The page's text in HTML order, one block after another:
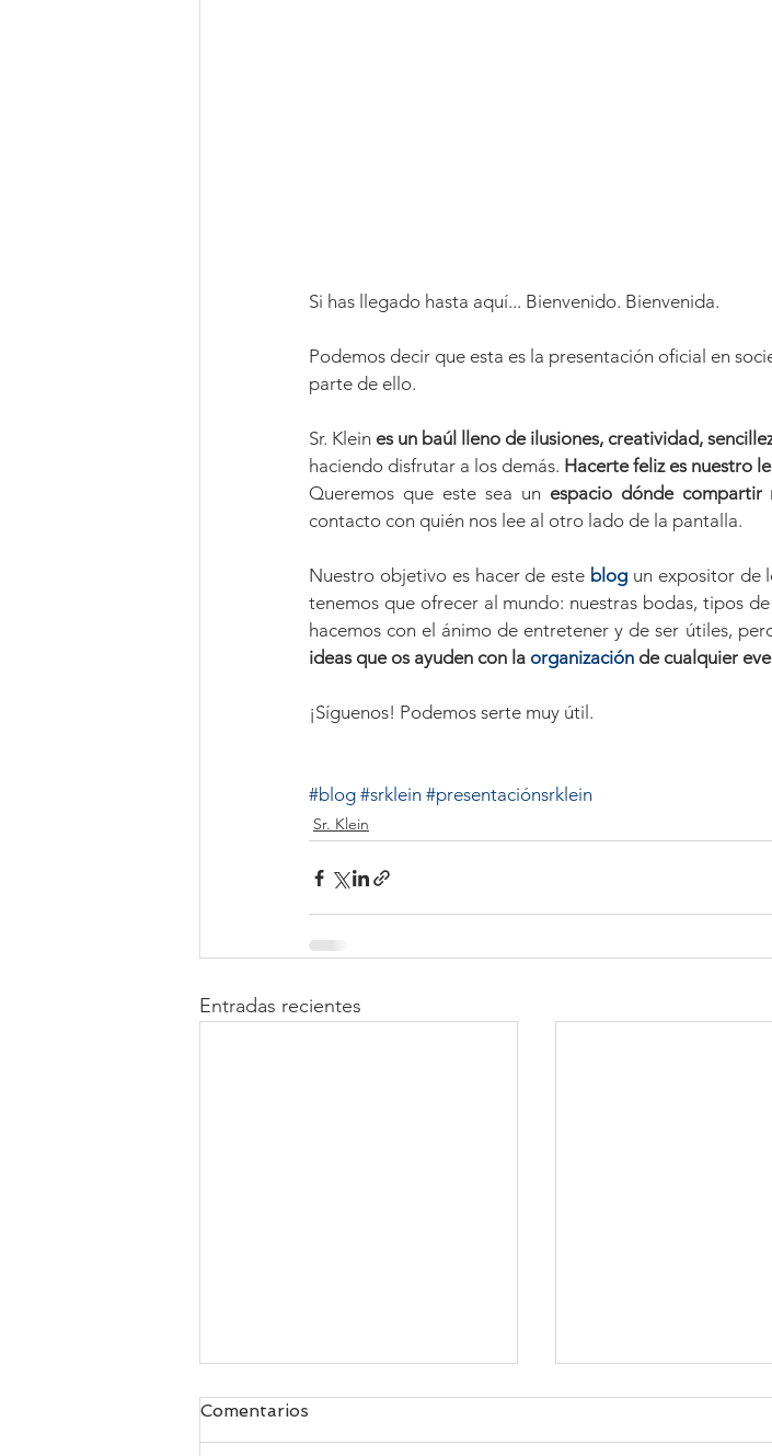
Si has llegado hasta aquí... Bienvenido. Bienvenida.
Podemos decir que esta es la presentación oficial en
parte de ello.
Sr. Klein es un baúl lleno de ilusiones, creatividad,
haciendo disfrutar a los demás. Hacerte feliz es nuestro
Queremos que este sea un espacio dónde compartir
contacto con quién nos lee al otro lado de la pantalla.
Nuestro objetivo es hacer de este blog un expositor de
tenemos que ofrecer al mundo: nuestras bodas, tipos
hacemos con el ánimo de entretener y de ser útiles,
ideas que os ayuden con la organización de cualquier
¡Síguenos! Podemos serte muy útil.
#blog #srklein #presentaciónsrklein
Sr. Klein
Entradas recientes
Comentarios